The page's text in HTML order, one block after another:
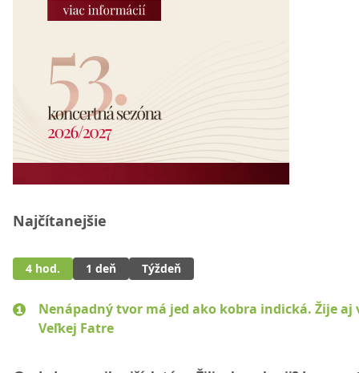
Najčítanejšie
4 hod. 1 deň Týždeň
Nenápadný tvor má jed ako kobra indická. Žije aj
Veľkej Fatre